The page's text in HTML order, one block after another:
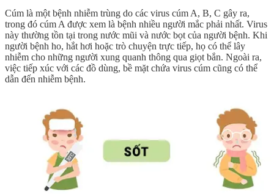
Cúm là một bệnh nhiễm trùng do các virus cúm A, B, C gây ra,
trong đó cúm A được xem là bệnh nhiều người mắc phải nhất. Virus
này thường tồn tại trong nước mũi và nước bọt của người bệnh. Khi
người bệnh ho, hắt hơi hoặc trò chuyện trực tiếp, họ có thể lây
nhiễm cho những người xung quanh thông qua giọt bắn. Ngoài ra,
việc tiếp xúc với các đồ dùng, bề mặt chứa virus cúm cũng có thể
dẫn đến nhiễm bệnh.